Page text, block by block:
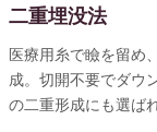
二重埋没法
医療用糸で瞼を留め
成。切開不要でダウ
の二重形成にも選ば